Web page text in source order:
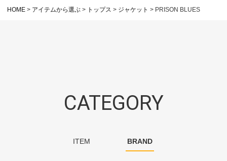
HOME アイテムから選ぶ トップス ジャケット PRISON BLUES
CATEGORY
ITEM BRAND